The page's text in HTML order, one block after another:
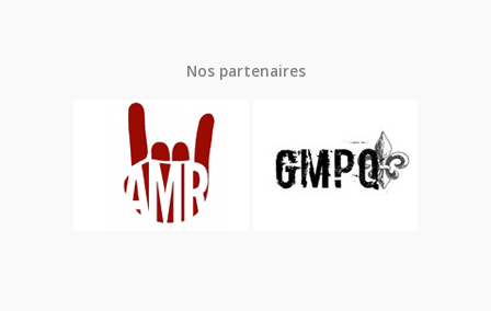
Nos partenaires